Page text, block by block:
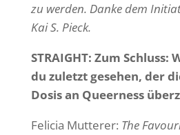
zu werden. Danke dem
Kai S. Pieck.
STRAIGHT: Zum Schluss:
du zuletzt gesehen, der
Dosis an Queerness
Felicia Mutterer: The